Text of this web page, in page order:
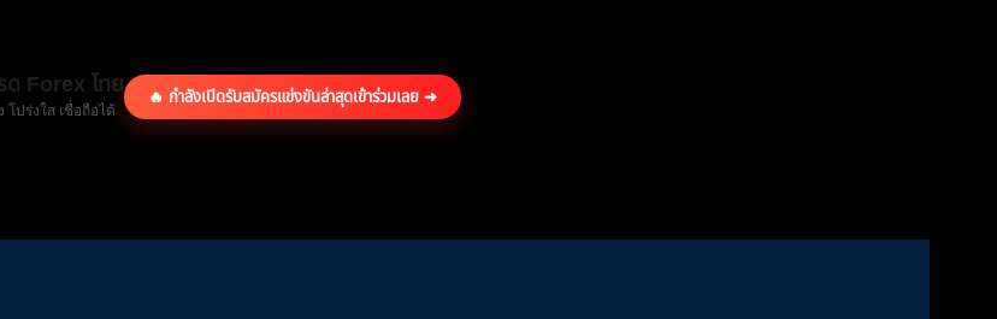
ด Forex ไทย
โปร่งใส เชื่อถือได้
🔥 กำลังเปิดรับสมัครแข่งขันล่าสุดเข้าร่วมเลย ➜